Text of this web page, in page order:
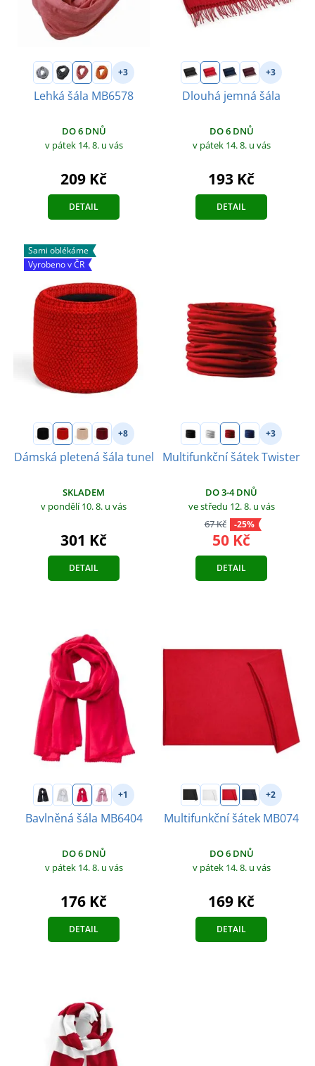
+3
Lehká šála MB6578
DO 6 DNŮ
v pátek 14. 8. u vás
209 Kč
DETAIL
+3
Dlouhá jemná šála
DO 6 DNŮ
v pátek 14. 8. u vás
193 Kč
DETAIL
Sami oblékáme
Vyrobeno v ČR
+8
Dámská pletená šála tunel
SKLADEM
v pondělí 10. 8. u vás
301 Kč
DETAIL
+3
Multifunkční šátek Twister
DO 3-4 DNŮ
ve středu 12. 8. u vás
67 Kč
-25%
50 Kč
DETAIL
+1
Bavlněná šála MB6404
DO 6 DNŮ
v pátek 14. 8. u vás
176 Kč
DETAIL
+2
Multifunkční šátek MB074
DO 6 DNŮ
v pátek 14. 8. u vás
169 Kč
DETAIL